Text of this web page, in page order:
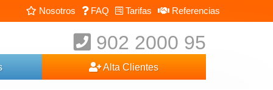
Nosotros FAQ Tarifas Referencias
902 2000 95
Alta Clientes